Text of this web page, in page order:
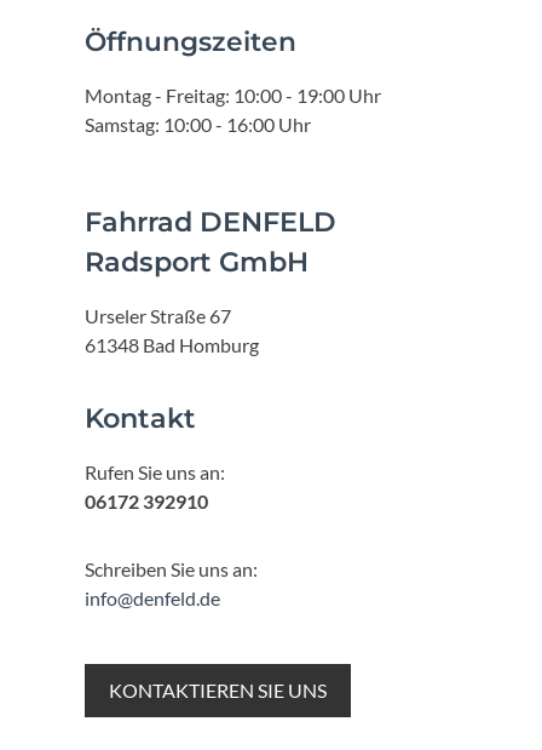
Öffnungszeiten
Montag - Freitag: 10:00 - 19:00 Uhr
Samstag: 10:00 - 16:00 Uhr
Fahrrad DENFELD
Radsport GmbH
Urseler Straße 67
61348 Bad Homburg
Kontakt
Rufen Sie uns an:
06172 392910
Schreiben Sie uns an:
info@denfeld.de
KONTAKTIEREN SIE UNS